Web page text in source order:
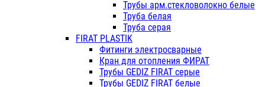
Трубы арм.стекловолокно белые
Труба белая
Труба серая
FIRAT PLASTIK
Фитинги электросварные
Кран для отопления ФИРАТ
Трубы GEDIZ FIRAT серые
Трубы GEDIZ FIRAT белые